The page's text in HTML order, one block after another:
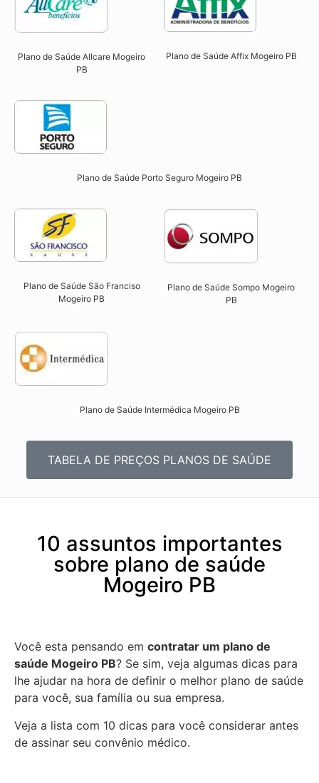
Plano de Saúde Allcare Mogeiro
PB​
Plano de Saúde Affix Mogeiro PB​
Plano de Saúde Porto Seguro Mogeiro PB​
Plano de Saúde São Franciso
Mogeiro PB​
Plano de Saúde Sompo Mogeiro
PB​
Plano de Saúde Intermédica Mogeiro PB​
TABELA DE PREÇOS PLANOS DE SAÚDE
10 assuntos importantes
sobre plano de saúde
Mogeiro PB
Você esta pensando em contratar um plano de
saúde Mogeiro PB? Se sim, veja algumas dicas para
lhe ajudar na hora de definir o melhor plano de saúde
para você, sua família ou sua empresa.
Veja a lista com 10 dicas para você considerar antes
de assinar seu convênio médico.